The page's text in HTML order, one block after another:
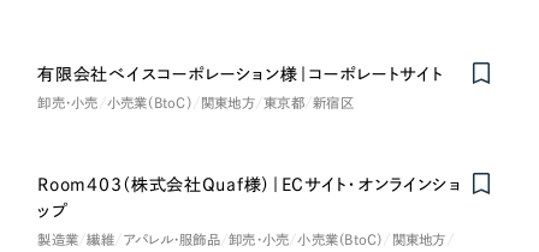
有限会社ベイスコーポレーション様｜コーポレートサイト
卸売・小売 小売業（BtoC） 関東地方 東京都 新宿区
Room403（株式会社Quaf様）｜ECサイト・オンラインショ
ップ
製造業 繊維 アパレル・服飾品 卸売・小売 小売業（BtoC）
関東地方